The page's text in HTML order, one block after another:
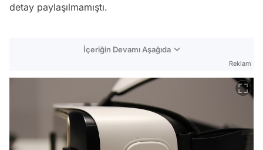
detay paylaşılmamıştı.
İçeriğin Devamı Aşağıda
Reklam